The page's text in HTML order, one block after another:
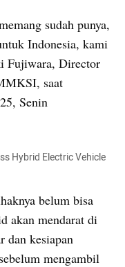
sudah punya,
Indonesia, kami
Fujiwara, Director
saat
Senin
Hybrid Electric Vehicle
belum bisa
akan mendarat di
dan kesiapan
mengambil